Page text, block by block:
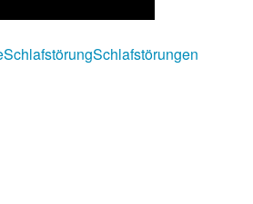
SchlafstörungSchlafstörungen